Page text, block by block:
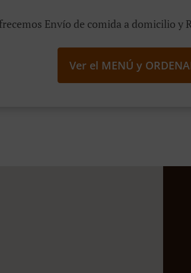
Envío de comida a domicilio y
Ver el MENÚ y